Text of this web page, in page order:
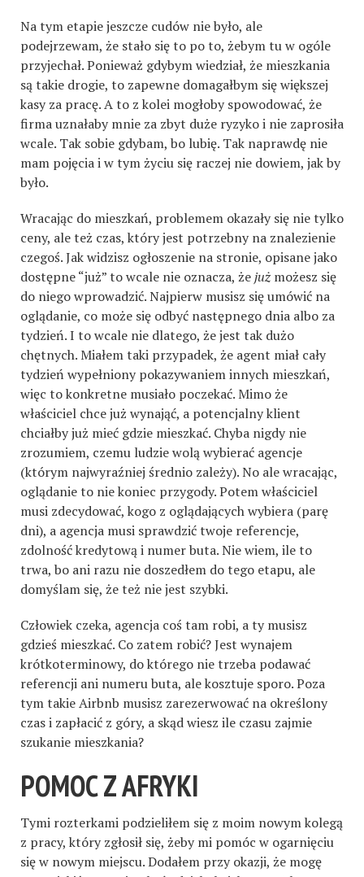
Na tym etapie jeszcze cudów nie było, ale
podejrzewam, że stało się to po to, żebym tu w ogóle
przyjechał. Ponieważ gdybym wiedział, że mieszkania
są takie drogie, to zapewne domagałbym się większej
kasy za pracę. A to z kolei mogłoby spowodować, że
firma uznałaby mnie za zbyt duże ryzyko i nie zaprosiła
wcale. Tak sobie gdybam, bo lubię. Tak naprawdę nie
mam pojęcia i w tym życiu się raczej nie dowiem, jak by
było.
Wracając do mieszkań, problemem okazały się nie tylko
ceny, ale też czas, który jest potrzebny na znalezienie
czegoś. Jak widzisz ogłoszenie na stronie, opisane jako
dostępne “już” to wcale nie oznacza, żejuż możesz się
do niego wprowadzić. Najpierw musisz się umówić na
oglądanie, co może się odbyć następnego dnia albo za
tydzień. I to wcale nie dlatego, że jest tak dużo
chętnych. Miałem taki przypadek, że agent miał cały
tydzień wypełniony pokazywaniem innych mieszkań,
więc to konkretne musiało poczekać. Mimo że
właściciel chce już wynająć, a potencjalny klient
chciałby już mieć gdzie mieszkać. Chyba nigdy nie
zrozumiem, czemu ludzie wolą wybierać agencje
(którym najwyraźniej średnio zależy). No ale wracając,
oglądanie to nie koniec przygody. Potem właściciel
musi zdecydować, kogo z oglądających wybiera (parę
dni), a agencja musi sprawdzić twoje referencje,
zdolność kredytową i numer buta. Nie wiem, ile to
trwa, bo ani razu nie doszedłem do tego etapu, ale
domyślam się, że też nie jest szybki.
Człowiek czeka, agencja coś tam robi, a ty musisz
gdzieś mieszkać. Co zatem robić? Jest wynajem
krótkoterminowy, do którego nie trzeba podawać
referencji ani numeru buta, ale kosztuje sporo. Poza
tym takie Airbnb musisz zarezerwować na określony
czas i zapłacić z góry, a skąd wiesz ile czasu zajmie
szukanie mieszkania?
POMOC Z AFRYKI
Tymi rozterkami podzieliłem się z moim nowym kolegą
z pracy, który zgłosił się, żeby mi pomóc w ogarnięciu
się w nowym miejscu. Dodałem przy okazji, że mogę